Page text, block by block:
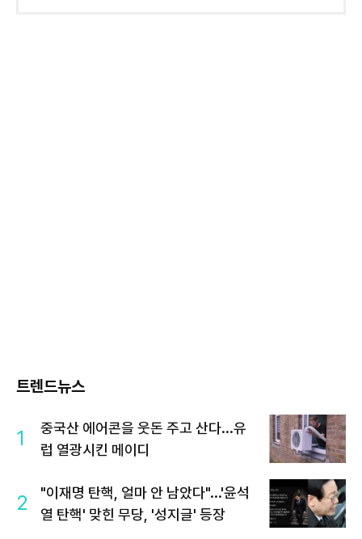
트렌드뉴스
1
중국산 에어콘을 웃돈 주고 산다...유
럽 열광시킨 메이디
2
"이재명 탄핵, 얼마 안 남았다"...'윤석
열 탄핵' 맞힌 무당, '성지글' 등장